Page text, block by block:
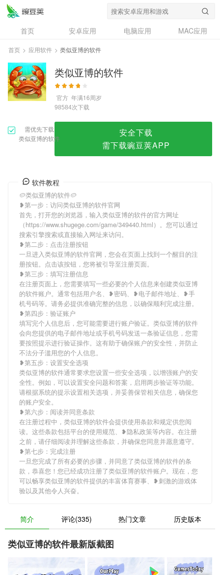
首页 安卓应用 电脑应用
MAC应用
资讯
专题
问答
首页 > 应用软件 > 类似亚博的软件
类似亚博的软件
官方 年满16周岁
98584次下载
需优先下载
类似亚博的软件
安全下载
需下载豌豆荚APP
软件教程
🥔类似亚博的软件🥔
❥第一步：访问类似亚博的软件官网
首先，打开您的浏览器，输入类似亚博的软件的官方网址
（https://www.shugege.com/game/349440.html）。您可以通过
搜索引擎搜索或直接输入网址来访问。
❥第二步：点击注册按钮
一旦进入类似亚博的软件官网，您会在页面上找到一个醒目的注
册按钮。点击该按钮，您将被引导至注册页面。
❥第三步：填写注册信息
在注册页面上，您需要填写一些必要的个人信息来创建类似亚博
的软件账户。通常包括用户名、❥密码、❥电子邮件地址、❥手
机号码等。请务必提供准确完整的信息，以确保顺利完成注册。
❥第四步：验证账户
填写完个人信息后，您可能需要进行账户验证。类似亚博的软件
会向您提供的电子邮件地址或手机号码发送一条验证信息，您需
要按照提示进行验证操作。这有助于确保账户的安全性，并防止
不法分子滥用您的个人信息。
❥第五步：设置安全选项
类似亚博的软件通常要求您设置一些安全选项，以增强账户的安
全性。例如，可以设置安全问题和答案，启用两步验证等功能。
请根据系统的提示设置相关选项，并妥善保管相关信息，确保您
的账户安全。
❥第六步：阅读并同意条款
在注册过程中，类似亚博的软件会提供使用条款和规定供您阅
读。这些条款包括平台的使用规范、❥隐私政策等内容。在注册
之前，请仔细阅读并理解这些条款，并确保您同意并愿意遵守。
❥第七步：完成注册
一旦您完成了所有必要的步骤，并同意了类似亚博的软件的条
款，恭喜您！您已经成功注册了类似亚博的软件账户。现在，您
可以畅享类似亚博的软件提供的丰富体育赛事、❥刺激的游戏体
验以及其他令人兴奋。
简介 评论(335) 热门文章 历史版本
类似亚博的软件最新版截图